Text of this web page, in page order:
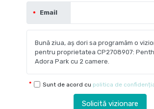
Email
Sunt de acord cu politica de
Solicită vizionare